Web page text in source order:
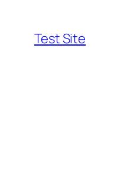
content
Test Site